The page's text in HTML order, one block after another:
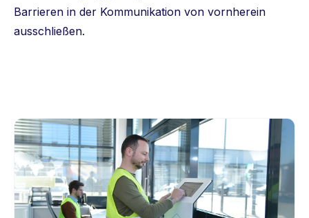
Barrieren in der Kommunikation von vornherein
ausschließen.